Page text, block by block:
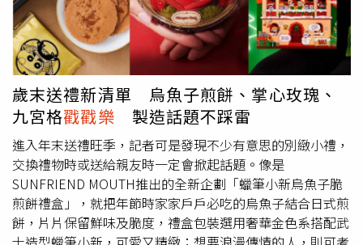
換「可爾必思」1杯，每張限兌換1次。（圖／爭鮮餐飲提
供）定食8 「元氣兒童餐」。（圖／爭鮮餐飲提供）爭鮮餐
飲集團旗下品牌「爭鮮迴轉壽司」、「定食8」、「MAGiC
TOUCH」也針對兒童節推出限時專屬活動，以及美味兒童
餐供小朋友選擇。其中爭鮮迴轉壽司於4/1至4/21舉辦「著
色趣活動」，憑完成的著色畫作入店消費滿270元即送「芒
果布丁」1個。若將畫作投稿於爭鮮官方FB活動貼文留言
區，還可再抽「遊戲愛樂園」門票（價值520元／張）。著
色紙可於全台門市索取或官網下載。品牌同步針對爭鮮APP
會員推出「兒童節 FUN四月」活動，即日起至4/30至爭鮮
迴轉壽司憑APP單筆消費滿600元，可獲抽獎資格，有機會
獲得關西六福莊兒童主題房（含早餐、兩日無限暢遊手環、
主題房禮包等）、六福村主題遊樂園門票等。定食8則與插
感謝老師把關」、「老師好棒，替小孩健康把關」、「謝謝
老師」、「覺得學校可以此規定列入入園規章」、「因為顧
慮你孩子的心情，導致其他孩子看到會有蛀牙和過動的危
機，我選擇後者」。另外還有人說，「我會謝謝老師把關，
真心希望各位家長們，不要帶糖果去學校分享」、「我們幼
稚園在開學前的時候就有規定小朋友不能帶糖果，也請家長
不要帶給小朋友」、「現在的社會，更要機會教育小孩子！
不然以後不順心的事會更多」、「其實我也很討厭小孩帶糖
回家」。
歲末送禮新清單 烏魚子煎餅、掌心玫瑰、
九宮格戳戳樂 製造話題不踩雷
進入年末送禮旺季，記者可是發現不少有意思的別緻小禮，
交換禮物時或送給親友時一定會掀起話題。像是
SUNFRIEND MOUTH推出的全新企劃「蠟筆小新烏魚子脆
煎餅禮盒」，就把年節時家家戶戶必吃的烏魚子結合日式煎
餅，片片保留鮮味及脆度，禮盒包裝選用奢華金色系搭配武